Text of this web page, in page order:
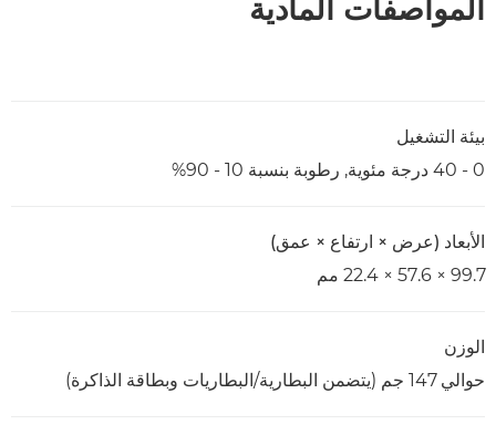
المواصفات المادية
بيئة التشغيل
0 - 40 درجة مئوية, رطوبة بنسبة 10 - 90%
الأبعاد (عرض × ارتفاع × عمق)
99.7 × 57.6 × 22.4 مم
الوزن
حوالي 147 جم (يتضمن البطارية/البطاريات وبطاقة الذاكرة)